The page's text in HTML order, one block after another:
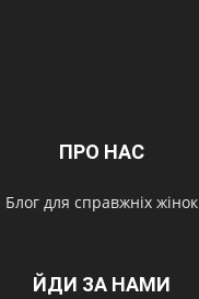
ПРО НАС
Блог для справжніх жінок
ЙДИ ЗА НАМИ